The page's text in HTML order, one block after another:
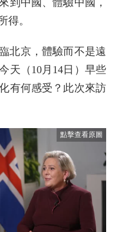
到中國、體驗中國，
得。
北京，體驗而不是遠
天（10月14日）早些
有何感受？此次來訪